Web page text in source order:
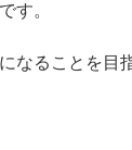
す。
なることを目